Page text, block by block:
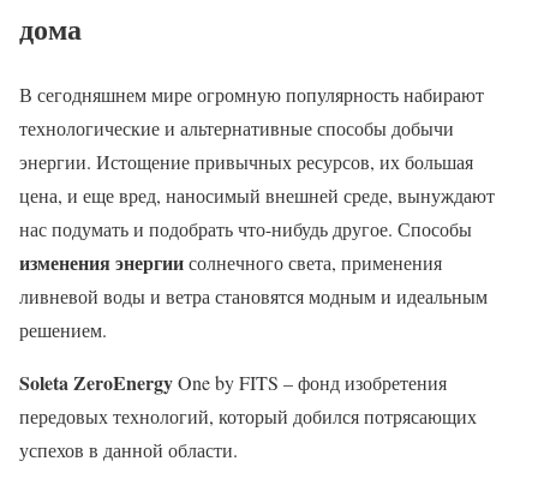
дома
В сегодняшнем мире огромную популярность набирают
технологические и альтернативные способы добычи
энергии. Истощение привычных ресурсов, их большая
цена, и еще вред, наносимый внешней среде, вынуждают
нас подумать и подобрать что-нибудь другое. Способы
изменения энергиисолнечного света, применения
ливневой воды и ветра становятся модным и идеальным
решением.
Soleta ZeroEnergyOne by FITS – фонд изобретения
передовых технологий, который добился потрясающих
успехов в данной области.